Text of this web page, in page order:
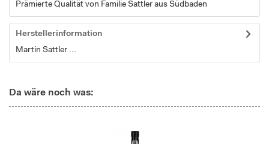
Prämierte Qualität von Familie Sattler aus Südbaden
Herstellerinformation
Martin Sattler ...
Da wäre noch was: